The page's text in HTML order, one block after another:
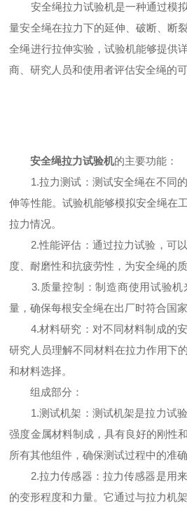
安全绳拉力试验机是一种通过模拟
量安全绳在拉力下的延伸、破断、断
全绳进行拉伸实验，试验机能够提供
商、研究人员和使用者评估安全绳的
安全绳拉力试验机的主要功能：
1.拉力测试：测试安全绳在不同的
伸等性能。试验机能够模拟安全绳在
拉力情况。
2.性能评估：通过拉力试验，可以
度、耐磨性和抗疲劳性，为安全绳的
3.质量控制：制造商使用试验机
量，确保每根安全绳在出厂时符合国
4.材料研究：对不同材料制成的安
研究人员理解不同材料在拉力作用下
和材料选择。
组成部分：
1.测试机架：测试机架是拉力试验
强度金属材料制成，具有良好的刚性
所有其他组件，确保测试过程中的准确
2.拉力传感器：拉力传感器是用来
的变形程度和力量。它通过与拉力机